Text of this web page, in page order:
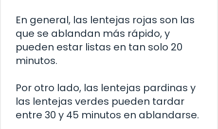
En general, las lentejas rojas son las
que se ablandan más rápido, y
pueden estar listas en tan solo 20
minutos.
Por otro lado, las lentejas pardinas y
las lentejas verdes pueden tardar
entre 30 y 45 minutos en ablandarse.